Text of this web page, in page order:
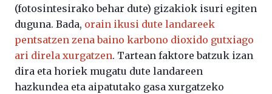
(fotosintesirako behar dute) gizakiok isuri egiten
duguna. Bada, orain ikusi dute landareek
pentsatzen zena baino karbono dioxido gutxiago
ari direla xurgatzen. Tartean faktore batzuk izan
dira eta horiek mugatu dute landareen
hazkundea eta aipatutako gasa xurgatzeko